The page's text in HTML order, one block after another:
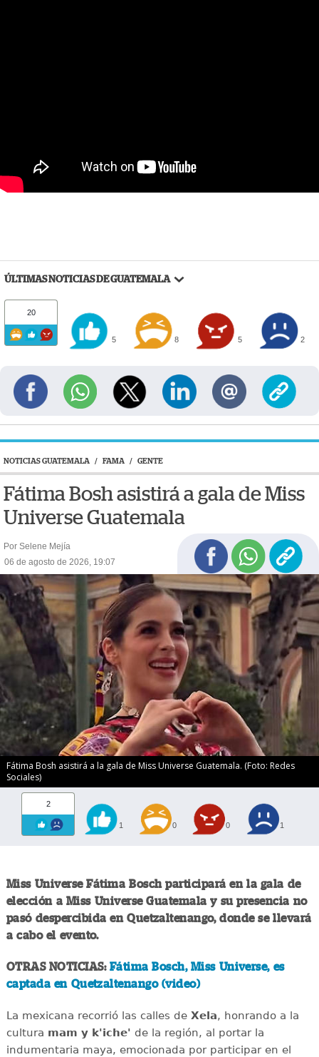
ÚLTIMAS NOTICIAS DE GUATEMALA
20
5 8 5 2
NOTICIAS GUATEMALA / FAMA / GENTE
Fátima Bosh asistirá a gala de Miss
Universe Guatemala
Por Selene Mejía
06 de agosto de 2026, 19:07
Fátima Bosh asistirá a la gala de Miss Universe Guatemala. (Foto: Redes
Sociales)
2
1 0 0 1
Miss Universe Fátima Bosch participará en la gala de
elección a Miss Universe Guatemala y su presencia no
pasó despercibida en Quetzaltenango, donde se llevará
a cabo el evento.
OTRAS NOTICIAS: Fátima Bosch, Miss Universe, es
captada en Quetzaltenango (video)
La mexicana recorrió las calles deXela, honrando a la
cultura mam y k'iche' de la región, al portar la
indumentaria maya, emocionada por participar en el